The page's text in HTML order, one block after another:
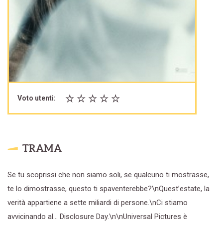
Voto utenti:
TRAMA
Se tu scoprissi che non siamo soli, se qualcuno ti mostrasse,
te lo dimostrasse, questo ti spaventerebbe?\nQuest’estate, la
verità appartiene a sette miliardi di persone.\nCi stiamo
avvicinando al… Disclosure Day.\n\nUniversal Pictures è